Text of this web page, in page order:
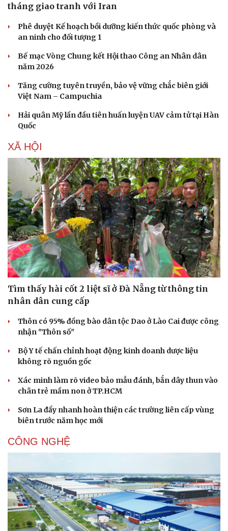
tháng giao tranh với Iran
Phê duyệt Kế hoạch bồi dưỡng kiến thức quốc phòng và
an ninh cho đối tượng 1
Bế mạc Vòng Chung kết Hội thao Công an Nhân dân
năm 2026
Tăng cường tuyên truyền, bảo vệ vững chắc biên giới
Việt Nam – Campuchia
Hải quân Mỹ lần đầu tiên huấn luyện UAV cảm tử tại Hàn
Quốc
XÃ HỘI
Tìm thấy hài cốt 2 liệt sĩ ở Đà Nẵng từ thông tin
nhân dân cung cấp
Thôn có 95% đồng bào dân tộc Dao ở Lào Cai được công
nhận "Thôn số"
Bộ Y tế chấn chỉnh hoạt động kinh doanh dược liệu
không rõ nguồn gốc
Xác minh làm rõ video bảo mẫu đánh, bắn dây thun vào
chân trẻ mầm non ở TP.HCM
Sơn La đẩy nhanh hoàn thiện các trường liên cấp vùng
biên trước năm học mới
CÔNG NGHỆ